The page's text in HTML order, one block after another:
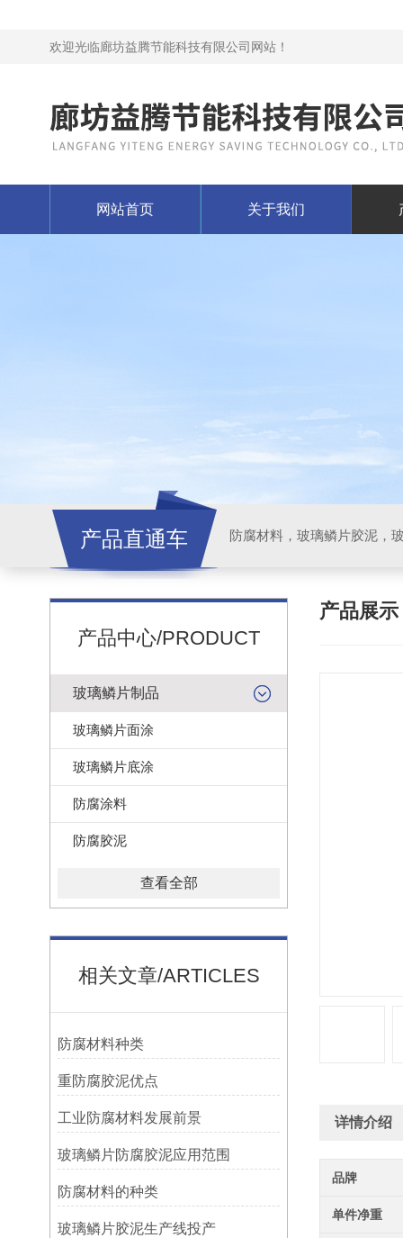
欢迎光临廊坊益腾节能科技有限公司网站！
网站首页 关于我们
产品直通车
产品中心/PRODUCT
玻璃鳞片制品
玻璃鳞片面涂
玻璃鳞片底涂
防腐涂料
防腐胶泥
查看全部
相关文章/ARTICLES
防腐材料种类
重防腐胶泥优点
工业防腐材料发展前景
玻璃鳞片防腐胶泥应用范围
防腐材料的种类
玻璃鳞片胶泥生产线投产
产品展示
详情介绍
品牌
单件净重